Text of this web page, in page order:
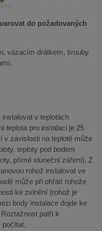
do požadovaných
vázacím drátkem, šrouby
v teplotách
teplota pro instalaci je 25
v závislosti na teplotě může
teploty pod bodem
přímé sluneční záření). Z
rohož instalovat ve
může při ohřátí rohože
ke zvlnění (rohož je
body instalace dojde ke
patří k
počítat.